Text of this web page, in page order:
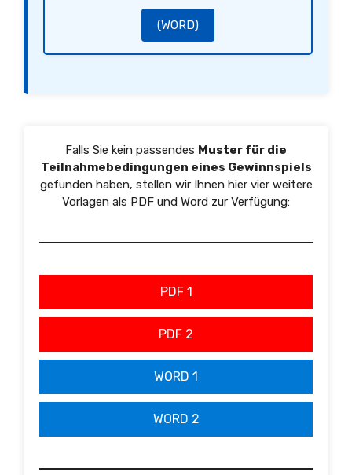
(WORD)
Falls Sie kein passendes Muster für die
Teilnahmebedingungen eines Gewinnspiels
gefunden haben, stellen wir Ihnen hier vier weitere
Vorlagen als PDF und Word zur Verfügung:
PDF 1
PDF 2
WORD 1
WORD 2